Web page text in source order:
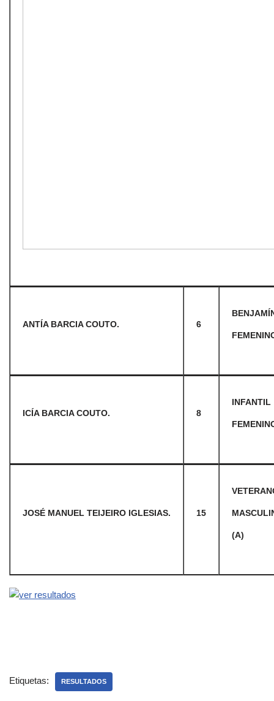
ANTÍA BARCIA COUTO. 6
ICÍA BARCIA COUTO. 8
INFANTIL
JOSÉ MANUEL TEIJEIRO IGLESIAS. 15
(A)
Etiquetas: RESULTADOS